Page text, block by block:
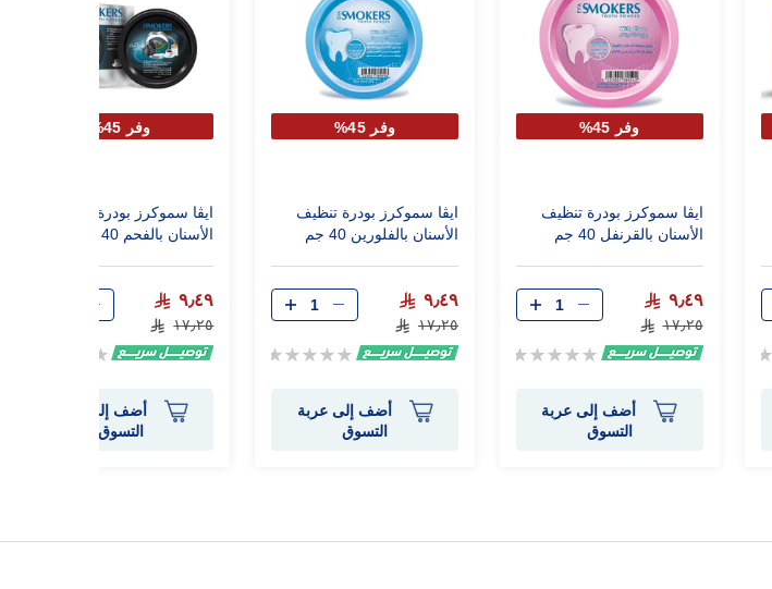
وفر 45%
ايڤا سموكرز بودرة تنظيف
الأسنان بالقرنفل 40 جم
٩٫٤٩
١٧٫٢٥
Rating:
أضف إلى عربة
التسوق
وفر 45%
ايڤا سموكرز بودرة تنظيف
الأسنان بالفلورين 40 جم
٩٫٤٩
١٧٫٢٥
Rating:
أضف إلى عربة
التسوق
وفر 45%
ايڤا سموكرز بودرة تنظيف
الأسنان بالفحم 40 جم
٩٫٤٩
١٧٫٢٥
Rating:
أضف إلى عربة
التسوق